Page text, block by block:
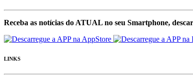
Receba as notícias do ATUAL no seu Smartphone,
LINKS